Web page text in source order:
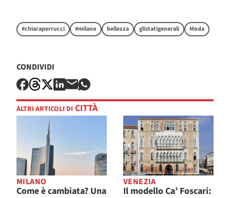
#chiaraperrucci #milano bellezza glistatigenerali Moda
CONDIVIDI
ALTRI ARTICOLI DI CITTÀ
MILANO
Come è cambiata? Una
VENEZIA
Il modello Ca’ Foscari: